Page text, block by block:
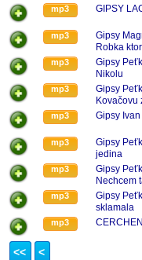
mp3 GIPSY
mp3
Gipsy
Robka
mp3
Gipsy
Nikolu
mp3
Gipsy
Kovačovu
mp3 Gipsy
mp3
Gipsy
jedina
mp3
Gipsy
Nechcem
Durkova
mp3
Gipsy
sklamala
mp3
<< <